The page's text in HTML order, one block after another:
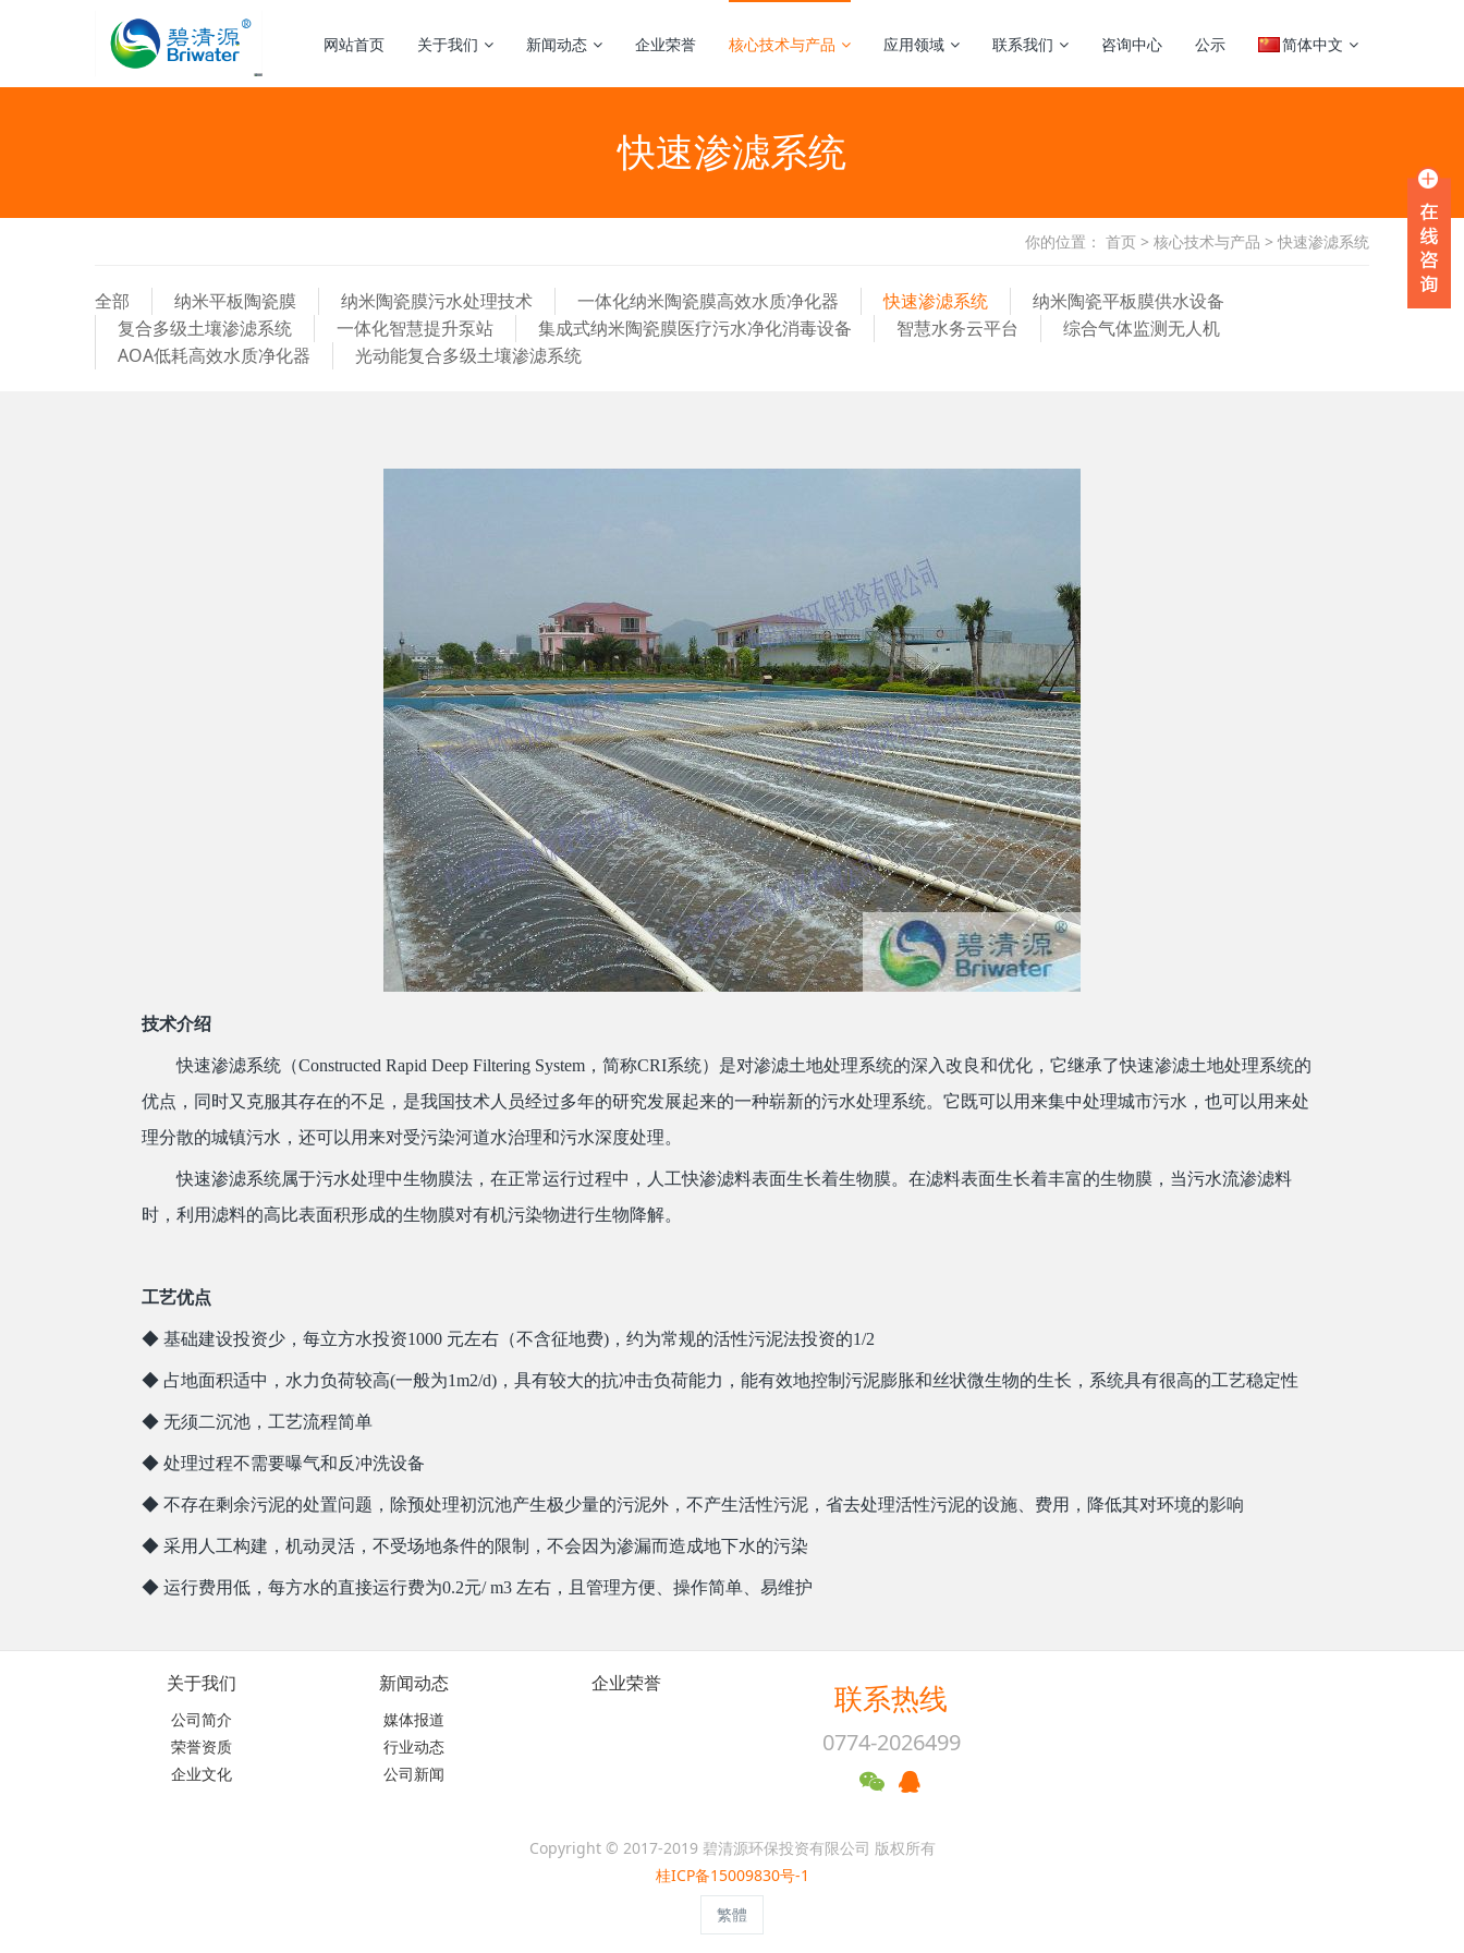
网站首页 关于我们 新闻动态 企业荣誉 核心技术与产品 应用领域 联系我们 咨询中心 公示 简体中文
快速渗滤系统
你的位置： 首页 > 核心技术与产品 >快速渗滤系统
全部 纳米平板陶瓷膜 纳米陶瓷膜污水处理技术 一体化纳米陶瓷膜高效水质净化器 快速渗滤系统
纳米陶瓷平板膜供水设备
复合多级土壤渗滤系统
一体化智慧提升泵站 集成式纳米陶瓷膜医疗污水净化消毒设备 智慧水务云平台
综合气体监测无人机
AOA低耗高效水质净化器
光动能复合多级土壤渗滤系统
技术介绍
快速渗滤系统（Constructed Rapid Deep Filtering System，简称CRI系统）是对渗滤土地处理系统的深入改良和优化，它继承了快速渗滤土地处理系统的
优点，同时又克服其存在的不足，是我国技术人员经过多年的研究发展起来的一种崭新的污水处理系统。它既可以用来集中处理城市污水，也可以用来处
理分散的城镇污水，还可以用来对受污染河道水治理和污水深度处理。
快速渗滤系统属于污水处理中生物膜法，在正常运行过程中，人工快渗滤料表面生长着生物膜。在滤料表面生长着丰富的生物膜，当污水流渗滤料
时，利用滤料的高比表面积形成的生物膜对有机污染物进行生物降解。
工艺优点
◆ 基础建设投资少，每立方水投资1000 元左右（不含征地费)，约为常规的活性污泥法投资的1/2
◆ 占地面积适中，水力负荷较高(一般为1m2/d)，具有较大的抗冲击负荷能力，能有效地控制污泥膨胀和丝状微生物的生长，系统具有很高的工艺稳定性
◆ 无须二沉池，工艺流程简单
◆ 处理过程不需要曝气和反冲洗设备
◆ 不存在剩余污泥的处置问题，除预处理初沉池产生极少量的污泥外，不产生活性污泥，省去处理活性污泥的设施、费用，降低其对环境的影响
◆ 采用人工构建，机动灵活，不受场地条件的限制，不会因为渗漏而造成地下水的污染
◆ 运行费用低，每方水的直接运行费为0.2元/ m3 左右，且管理方便、操作简单、易维护
关于我们
公司简介
荣誉资质
企业文化
新闻动态
媒体报道
行业动态
公司新闻
企业荣誉 联系热线
0774-2026499
Copyright © 2017-2019 碧清源环保投资有限公司 版权所有
桂ICP备15009830号-1
繁體